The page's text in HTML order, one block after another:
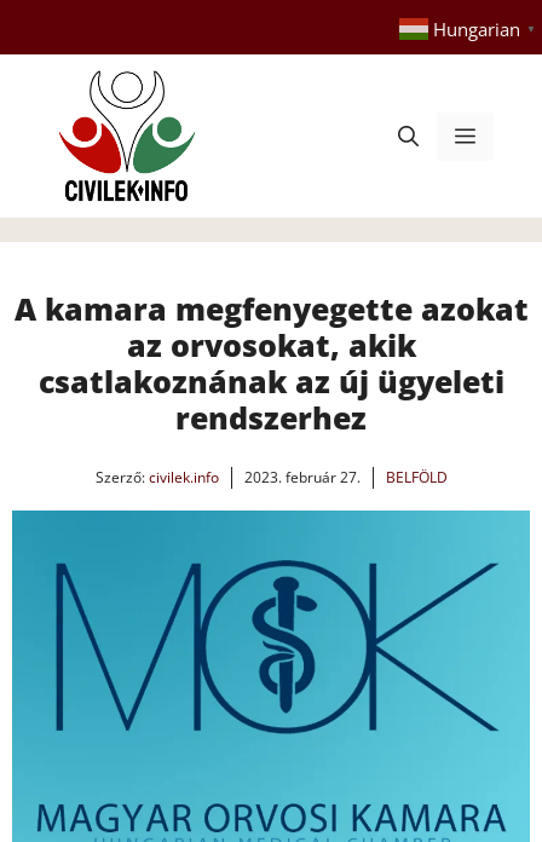
tartalomba
Hungarian ▼
Menü
A kamara megfenyegette azokat
az orvosokat, akik
csatlakoznának az új ügyeleti
rendszerhez
Szerző:civilek.info 2023. február 27. BELFÖLD